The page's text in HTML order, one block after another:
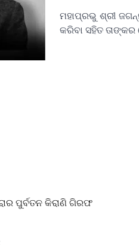
ମହାପ୍ରଭୁ ଶ୍ରୀ
କରିବା ସହିତ ତାଙ୍କର
ପୁର୍ବତନ କିରାଣି ଗିରଫ